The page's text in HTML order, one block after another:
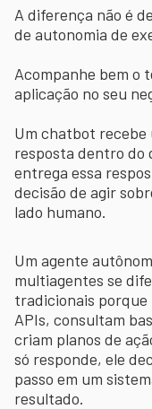
A diferença não é
de autonomia de
Acompanhe bem o
aplicação no seu
Um chatbot recebe
resposta dentro do
entrega essa
decisão de agir
lado humano.
Um agente
multiagentes se
tradicionais porque
APIs, consultam
criam planos de
só responde, ele
passo em um
resultado.